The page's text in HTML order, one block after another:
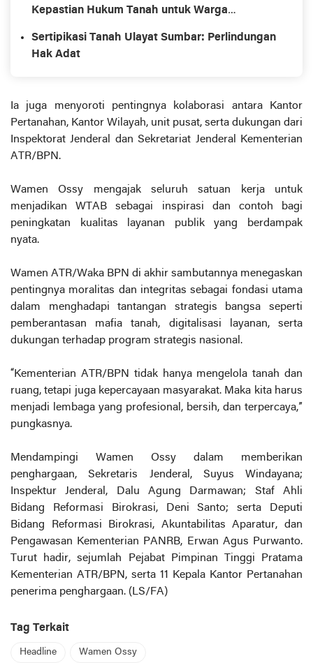
Kepastian Hukum Tanah untuk Warga
Sertipikasi Tanah Ulayat Sumbar: Perlindungan
Hak Adat
Ia juga menyoroti pentingnya kolaborasi antara Kantor
Pertanahan, Kantor Wilayah, unit pusat, serta dukungan dari
Inspektorat Jenderal dan Sekretariat Jenderal Kementerian
ATR/BPN.
Wamen Ossy mengajak seluruh satuan kerja untuk
menjadikan WTAB sebagai inspirasi dan contoh bagi
peningkatan kualitas layanan publik yang berdampak
nyata.
Wamen ATR/Waka BPN di akhir sambutannya menegaskan
pentingnya moralitas dan integritas sebagai fondasi utama
dalam menghadapi tantangan strategis bangsa seperti
pemberantasan mafia tanah, digitalisasi layanan, serta
dukungan terhadap program strategis nasional.
“Kementerian ATR/BPN tidak hanya mengelola tanah dan
ruang, tetapi juga kepercayaan masyarakat. Maka kita harus
menjadi lembaga yang profesional, bersih, dan terpercaya,”
pungkasnya.
Mendampingi Wamen Ossy dalam memberikan
penghargaan, Sekretaris Jenderal, Suyus Windayana;
Inspektur Jenderal, Dalu Agung Darmawan; Staf Ahli
Bidang Reformasi Birokrasi, Deni Santo; serta Deputi
Bidang Reformasi Birokrasi, Akuntabilitas Aparatur, dan
Pengawasan Kementerian PANRB, Erwan Agus Purwanto.
Turut hadir, sejumlah Pejabat Pimpinan Tinggi Pratama
Kementerian ATR/BPN, serta 11 Kepala Kantor Pertanahan
penerima penghargaan. (LS/FA)
Tag Terkait
Headline Wamen Ossy